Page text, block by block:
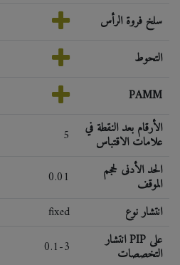
سلخ فروة الرأس
التحوط
PAMM
5
الأرقام بعد النقطة في
علامات الاقتباس
0.01
الحد الأدنى لحجم
الموقف
fixed
انتشار نوع
0.1-3
انتشار PIP على
التخصصات